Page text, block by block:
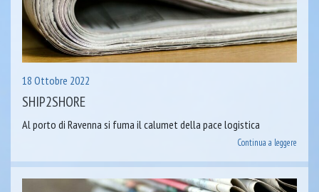
18 Ottobre 2022
SHIP2SHORE
Al porto di Ravenna si fuma il calumet della pace logistica
Continua a leggere